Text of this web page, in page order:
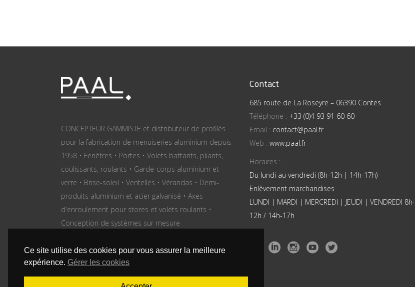
CONCEPTEUR GAMMISTE et distributeur de profilés
pour la fabrication de menuiseries aluminium depuis
1958 • Fenêtres • Portes • Volets battants, pliants,
coulissants, roulants • Garde-corps aluminium et
verre • Brise-soleil • Ventelles • Vérandas • Demi-
produits aluminium et acier galvanisé • Axes
d'enroulement pour stores et volets roulants •
Conception de systèmes sur mesure
© Copyright PAAL 2024 - RéalisationiPaoo -Mentions
légales-CGV-Gérer les cookies
Contact
685 route de La Roseyre – 06390 Contes
Téléphone : +33 (0)4 93 91 60 60
Email : contact@paal.fr
Web : www.paal.fr
Horaires :
Du lundi au vendredi (8h-12h | 14h-17h)
Enlèvement marchandises
LUNDI | MARDI | MERCREDI | JEUDI | VENDREDI 8h-
12h / 14h-17h
Ce site utilise des cookies pour vous assurer la meilleure
expérience. Gérer les cookies